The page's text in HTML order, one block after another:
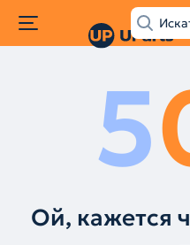
5
Ой, кажется